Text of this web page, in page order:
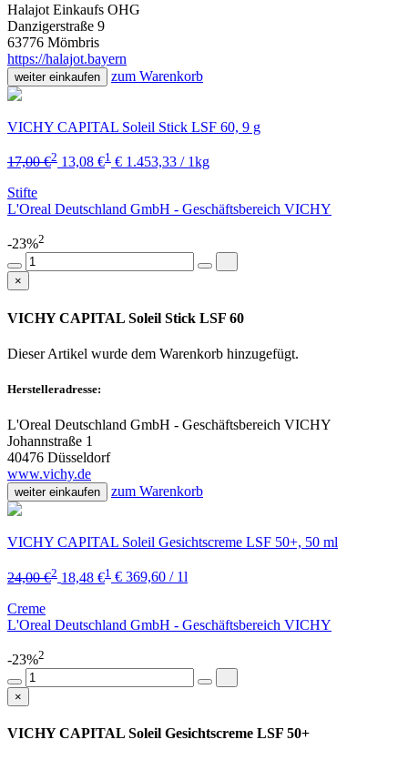
Halajot Einkaufs OHG
Danzigerstraße 9
63776 Mömbris
https://halajot.bayern
weiter einkaufen zum Warenkorb
VICHY CAPITAL Soleil Stick LSF 60, 9 g
17,00 €2 13,08 €1 € 1.453,33 / 1kg
Stifte
L'Oreal Deutschland GmbH - Geschäftsbereich VICHY
-23%2
×
VICHY CAPITAL Soleil Stick LSF 60
Dieser Artikel wurde dem Warenkorb hinzugefügt.
Herstelleradresse:
L'Oreal Deutschland GmbH - Geschäftsbereich VICHY
Johannstraße 1
40476 Düsseldorf
www.vichy.de
weiter einkaufen zum Warenkorb
VICHY CAPITAL Soleil Gesichtscreme LSF 50+, 50 ml
24,00 €2 18,48 €1 € 369,60 / 1l
Creme
L'Oreal Deutschland GmbH - Geschäftsbereich VICHY
-23%2
×
VICHY CAPITAL Soleil Gesichtscreme LSF 50+